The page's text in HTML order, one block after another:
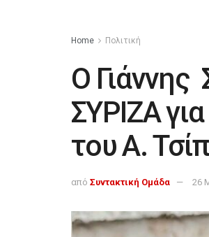
Home Πολιτική
Ο
ΣΥΡΙΖΑ
του Α.
από Συντακτική Ομάδα 26